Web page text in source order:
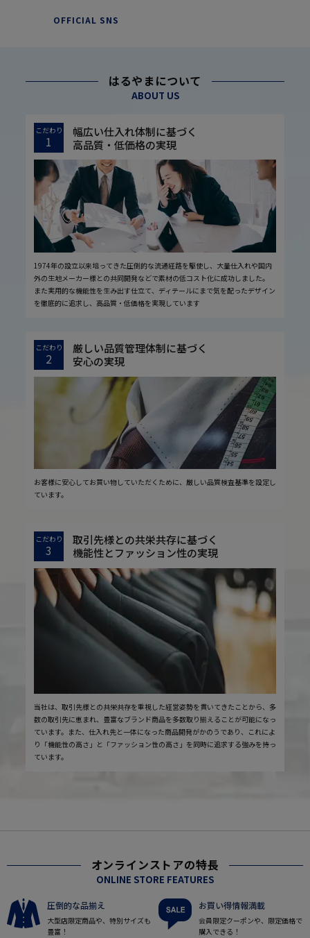
OFFICIAL SNS
はるやまについて
ABOUT US
こだわり
1
幅広い仕入れ体制に基づく
高品質・低価格の実現
1974年の設立以来培ってきた圧倒的な流通経路を駆使し、大量仕入れや国内
外の生地メーカー様との共同開発などで素材の低コスト化に成功しました。
また実用的な機能性を生み出す仕立て、ディテールにまで気を配ったデザイン
を徹底的に追求し、高品質・低価格を実現しています
こだわり
2
厳しい品質管理体制に基づく
安心の実現
お客様に安心してお買い物していただくために、厳しい品質検査基準を設定し
ています。
こだわり
3
取引先様との共栄共存に基づく
機能性とファッション性の実現
当社は、取引先様との共栄共存を重視した経営姿勢を貫いてきたことから、多
数の取引先に恵まれ、豊富なブランド商品を多数取り揃えることが可能になっ
ています。また、仕入れ先と一体になった商品開発がかのうであり、これによ
り「機能性の高さ」と「ファッション性の高さ」を同時に追求する強みを持っ
ています。
オンラインストアの特長
ONLINE STORE FEATURES
圧倒的な品揃え
大型店限定商品や、特別サイズも
豊富！
お買い得情報満載
会員限定クーポンや、限定価格で
購入できる！